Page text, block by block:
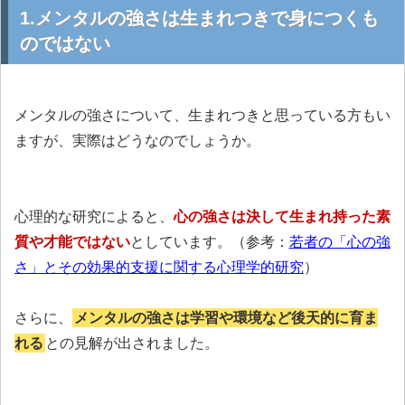
1.メンタルの強さは生まれつきで身につくも
のではない
メンタルの強さについて、生まれつきと思っている方もい
ますが、実際はどうなのでしょうか。
心理的な研究によると、心の強さは決して生まれ持った素
質や才能ではないとしています。（参考： 若者の「心の強
さ」とその効果的支援に関する心理学的研究）
さらに、
メンタルの強さは学習や環境など後天的に育ま
れる との見解が出されました。